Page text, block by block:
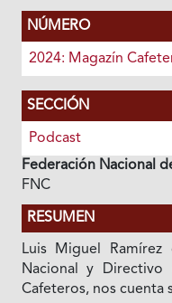
NÚMERO
2024: Magazín
SECCIÓN
Podcast
Federación Nacional
FNC
RESUMEN
Luis Miguel
Nacional y
Cafeteros, nos cuenta